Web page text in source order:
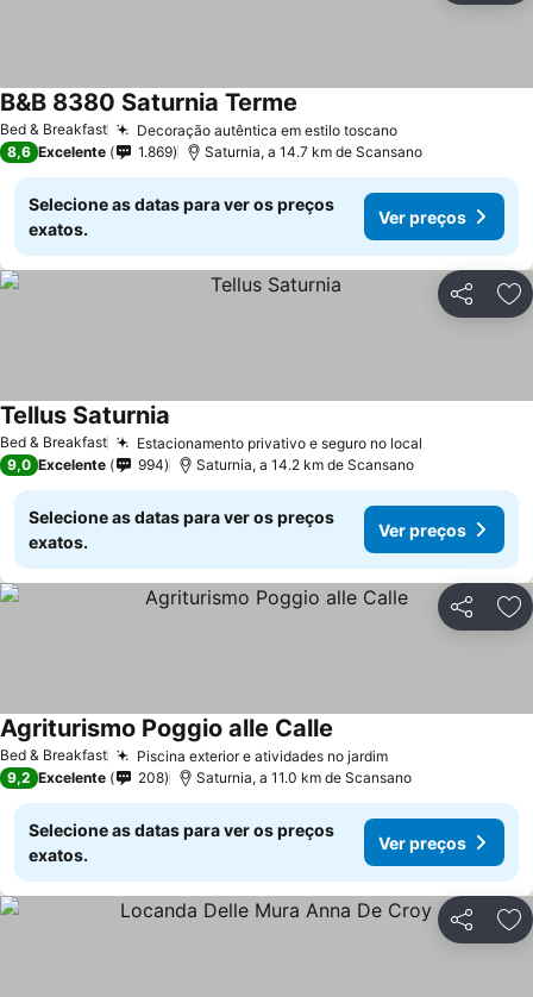
Bed & Breakfast Decoração autêntica em estilo toscano
B&B 8380 Saturnia Terme
8,6 Excelente 1.869 Saturnia, a 14.7 km de Scansano
Selecione as datas para ver os preços
exatos.
Ver preços
Partilhar
Bed & Breakfast Estacionamento privativo e seguro no local
Tellus Saturnia
9,0 Excelente 994 Saturnia, a 14.2 km de Scansano
Selecione as datas para ver os preços
exatos.
Ver preços
Partilhar
Bed & Breakfast Piscina exterior e atividades no jardim
Agriturismo Poggio alle Calle
9,2 Excelente 208 Saturnia, a 11.0 km de Scansano
Selecione as datas para ver os preços
exatos.
Ver preços
Partilhar